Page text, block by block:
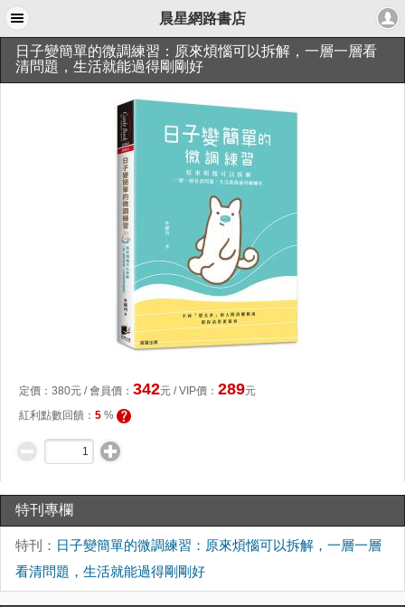
晨星網路書店
日子變簡單的微調練習：原來煩惱可以拆解，一層一層看
清問題，生活就能過得剛剛好
定價： 380元 /會員價 ： 342元 / VIP價： 289元
紅利點數回饋： 5 %
特刊專欄
特刊： 日子變簡單的微調練習：原來煩惱可以拆解，一層一層
看清問題，生活就能過得剛剛好